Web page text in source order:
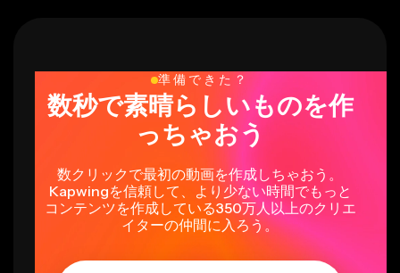
準備できた？
数秒で素晴らしいものを作
っちゃおう
数クリックで最初の動画を作成しちゃおう。
Kapwingを信頼して、より少ない時間でもっと
コンテンツを作成している350万人以上のクリエ
イターの仲間に入ろう。